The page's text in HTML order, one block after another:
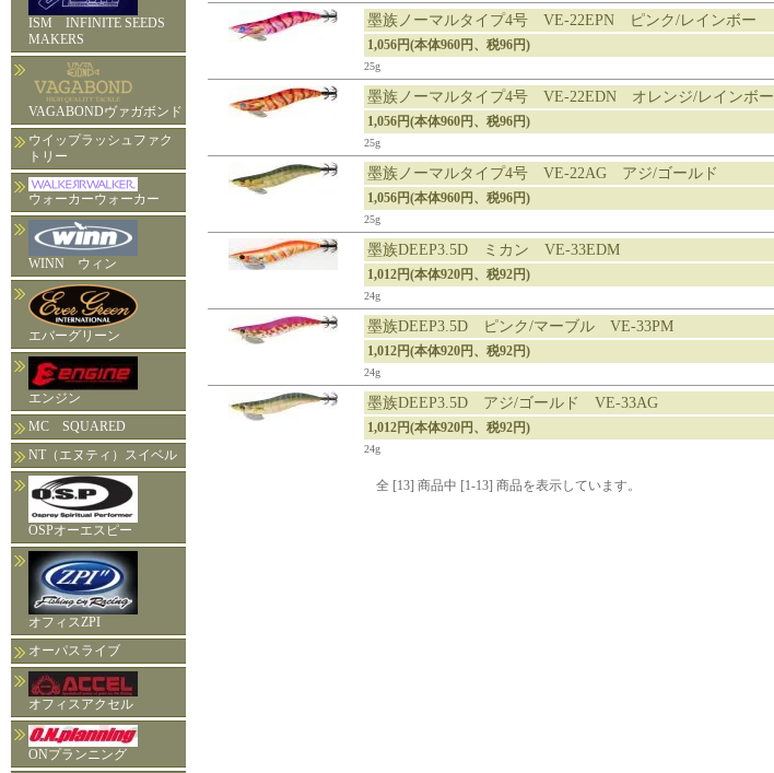
ISM INFINITE SEEDS
MAKERS
VAGABONDヴァガボンド
ウイップラッシュファク
トリー
ウォーカーウォーカー
WINN ウィン
エバーグリーン
エンジン
MC SQUARED
NT（エヌティ）スイベル
OSPオーエスピー
オフィスZPI
オーパスライブ
オフィスアクセル
ONプランニング
墨族ノーマルタイプ4号 VE-22EPN ピンク/レインボー
1,056円(本体960円、税96円)
25g
墨族ノーマルタイプ4号 VE-22EDN オレンジ/レインボー
1,056円(本体960円、税96円)
25g
墨族ノーマルタイプ4号 VE-22AG アジ/ゴールド
1,056円(本体960円、税96円)
25g
墨族DEEP3.5D ミカン VE-33EDM
1,012円(本体920円、税92円)
24g
墨族DEEP3.5D ピンク/マーブル VE-33PM
1,012円(本体920円、税92円)
24g
墨族DEEP3.5D アジ/ゴールド VE-33AG
1,012円(本体920円、税92円)
24g
全 [13] 商品中 [1-13] 商品を表示しています。